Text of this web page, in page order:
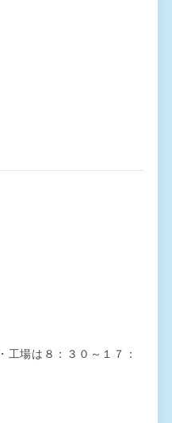
工場は８：３０～１７：